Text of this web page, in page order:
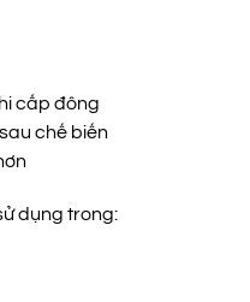
cấp đông
chế biến
dụng trong: